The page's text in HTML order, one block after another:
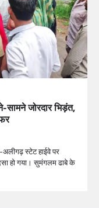
जोरदार भिड़ंत,
स्टेट हाईवे पर
हो गया। सुमंगलम ढाबे के